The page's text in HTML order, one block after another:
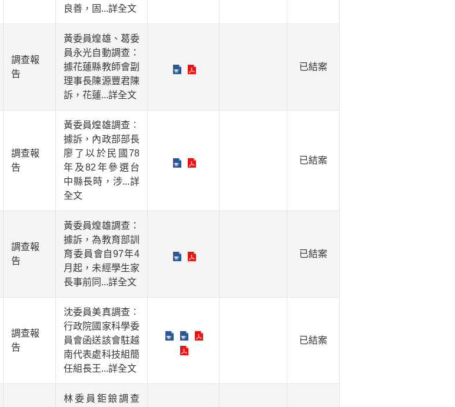
良善，固 ...詳全文
調查報
告
黃委員煌雄、葛委
員永光自動調查：
據花蓮縣教師會副
理事長陳源豐君陳
訴，花蓮...詳全文
已結案
調查報
告
黃委員煌雄調查︰
據訴，內政部部長
廖了以於民國78
年及82年參選台
中縣長時，涉...詳
全文
已結案
調查報
告
黃委員煌雄調查：
據訴，為教育部訓
育委員會自97年4
月起，未經學生家
長事前同 ...詳全文
已結案
調查報
告
沈委員美真調查︰
行政院國家科學委
員會函送該會駐越
南代表處科技組簡
任組長王...詳全文
已結案
林委員鉅鋃調查